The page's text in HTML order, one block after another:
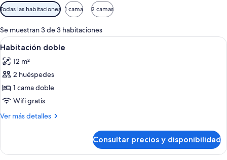
Filtros
disponibles
para
las
habitaciones
Todas las habitaciones 1 cama 2 camas
Se muestran 3 de 3 habitaciones
Abrir
todas
las
fotos
de
Habitación
doble
Habitación de hotel con cama,
5
Habitación doble
12 m²
2 huéspedes
1 cama doble
Wifi gratis
Ver más detalles
Más
doble
Consultar precios y disponibilidad